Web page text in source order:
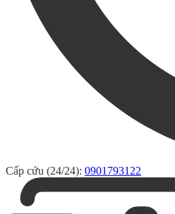
Cấp cứu (24/24): 0901793122